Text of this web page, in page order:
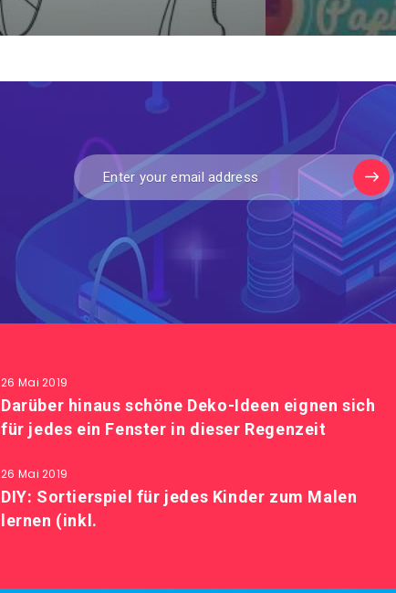
26 Mai 2019
Darüber hinaus schöne Deko-Ideen eignen sich
für jedes ein Fenster in dieser Regenzeit
26 Mai 2019
DIY: Sortierspiel für jedes Kinder zum Malen
lernen (inkl.